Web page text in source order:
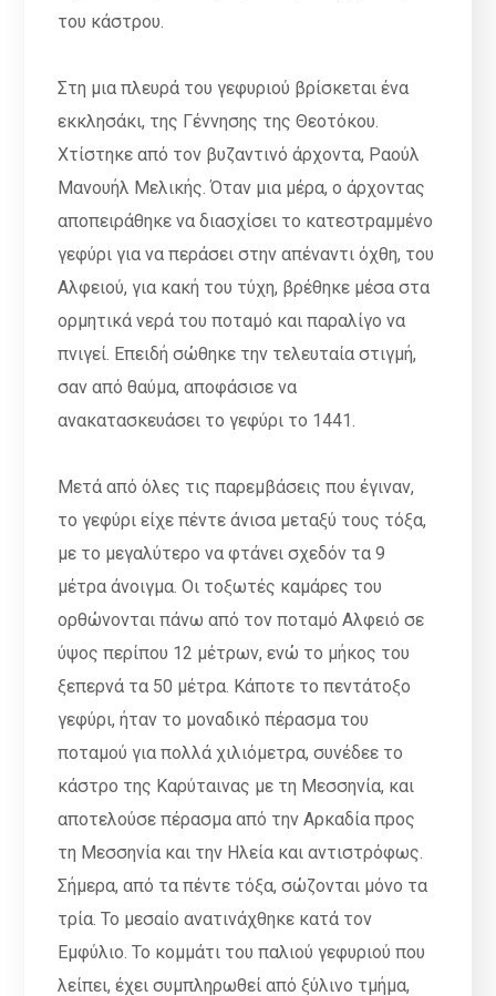
του κάστρου.
Στη μια πλευρά του γεφυριού βρίσκεται ένα
εκκλησάκι, της Γέννησης της Θεοτόκου.
Χτίστηκε από τον βυζαντινό άρχοντα, Ραούλ
Μανουήλ Μελικής. Όταν μια μέρα, ο άρχοντας
αποπειράθηκε να διασχίσει το κατεστραμμένο
γεφύρι για να περάσει στην απέναντι όχθη, του
Αλφειού, για κακή του τύχη, βρέθηκε μέσα στα
ορμητικά νερά του ποταμό και παραλίγο να
πνιγεί. Επειδή σώθηκε την τελευταία στιγμή,
σαν από θαύμα, αποφάσισε να
ανακατασκευάσει το γεφύρι το 1441.
Μετά από όλες τις παρεμβάσεις που έγιναν,
το γεφύρι είχε πέντε άνισα μεταξύ τους τόξα,
με το μεγαλύτερο να φτάνει σχεδόν τα 9
μέτρα άνοιγμα. Οι τοξωτές καμάρες του
ορθώνονται πάνω από τον ποταμό Αλφειό σε
ύψος περίπου 12 μέτρων, ενώ το μήκος του
ξεπερνά τα 50 μέτρα. Κάποτε το πεντάτοξο
γεφύρι, ήταν το μοναδικό πέρασμα του
ποταμού για πολλά χιλιόμετρα, συνέδεε το
κάστρο της Καρύταινας με τη Μεσσηνία, και
αποτελούσε πέρασμα από την Αρκαδία προς
τη Μεσσηνία και την Ηλεία και αντιστρόφως.
Σήμερα, από τα πέντε τόξα, σώζονται μόνο τα
τρία. Το μεσαίο ανατινάχθηκε κατά τον
Εμφύλιο. Το κομμάτι του παλιού γεφυριού που
λείπει, έχει συμπληρωθεί από ξύλινο τμήμα,